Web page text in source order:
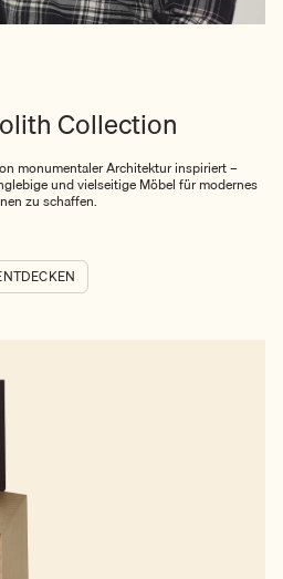
Collection
monumentaler Architektur inspiriert –
und vielseitige Möbel für modernes
zu schaffen.